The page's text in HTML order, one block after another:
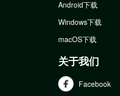
Android下载
Windows下载
macOS下载
关于我们
Facebook